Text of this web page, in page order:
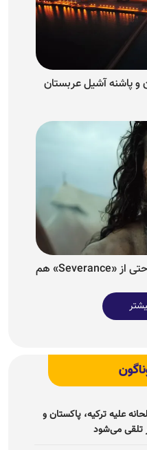
پاشنه آشیل عربستان
چهار سریال Apple TV که حتی از «Severance» هم
علیه ترکیه، پاکستان و
تلقی می‌شود